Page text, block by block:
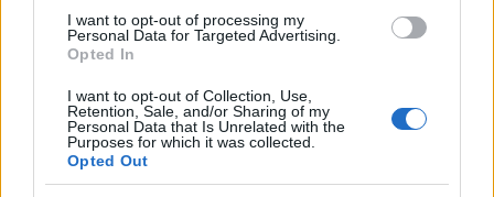
I want to opt-out of processing my
Personal Data for Targeted Advertising.
Opted In
I want to opt-out of Collection, Use,
Retention, Sale, and/or Sharing of my
Personal Data that Is Unrelated with the
Purposes for which it was collected.
Opted Out
staff